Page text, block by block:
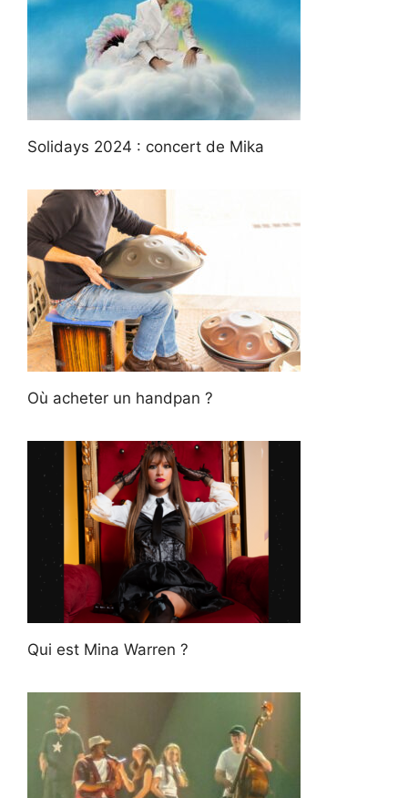
Solidays 2024 : concert de Mika
Où acheter un handpan ?
Qui est Mina Warren ?